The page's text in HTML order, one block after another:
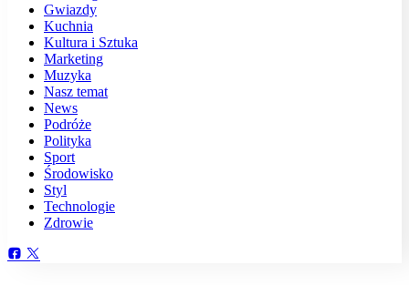
Gwiazdy
Kuchnia
Kultura i Sztuka
Marketing
Muzyka
Nasz temat
News
Podróże
Polityka
Sport
Środowisko
Styl
Technologie
Zdrowie